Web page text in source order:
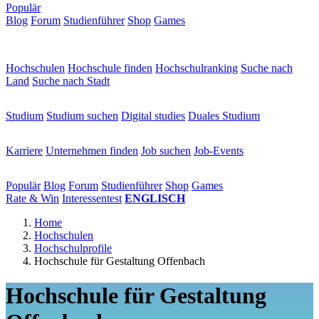
Populär
Blog Forum Studienführer Shop Games
Hochschulen Hochschule finden Hochschulranking Suche nach
Land Suche nach Stadt
Studium Studium suchen Digital studies Duales Studium
Karriere Unternehmen finden Job suchen Job-Events
Populär Blog Forum Studienführer Shop Games
Rate & Win Interessentest ENGLISCH
Home
Hochschulen
Hochschulprofile
Hochschule für Gestaltung Offenbach
Hochschule für Gestaltung